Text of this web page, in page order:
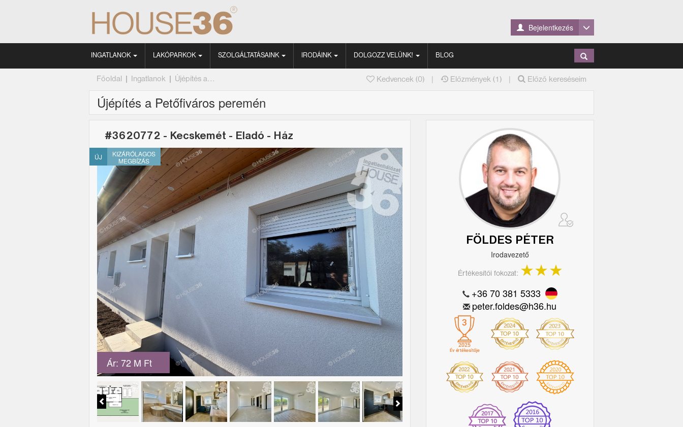
Bejelentkezés
INGATLANOK LAKÓPARKOK SZOLGÁLTATÁSAINK IRODÁINK DOLGOZZ VELÜNK! BLOG
Főoldal Ingatlanok Újépítés a... Kedvencek (0) | Előzmények (1) | Előző kereséseim
Újépítés a Petőfiváros peremén
#3620772 - Kecskemét - Eladó - Ház
ÚJ
KIZÁRÓLAGOS
MEGBÍZÁS
Ár: 72 M Ft
FÖLDES PÉTER
Irodavezető
Értékesítői fokozat:
+36 70 381 5333
peter.foldes@h36.hu